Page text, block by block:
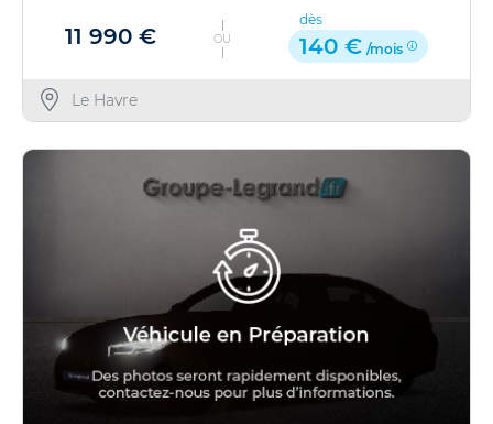
11 990 € OU
dès
140 € /mois
Le Havre